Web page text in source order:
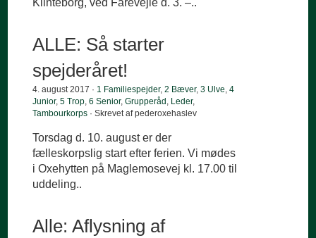
Klinteborg, ved Fårevejle d. 3. –..
ALLE: Så starter
spejderåret!
4. august 2017 · 1 Familiespejder,2 Bæver,3 Ulve,4
Junior,5 Trop,6 Senior,Grupperåd , Leder,
Tambourkorps · Skrevet af pederoxehaslev
Torsdag d. 10. august er der
fælleskorpslig start efter ferien. Vi mødes
i Oxehytten på Maglemosevej kl. 17.00 til
uddeling..
Alle: Aflysning af